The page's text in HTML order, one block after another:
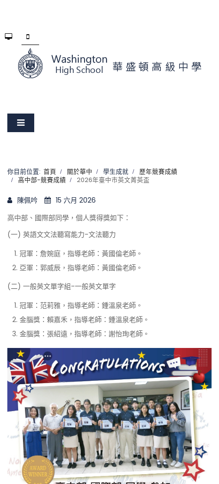
你目前位置: 首頁 關於華中 學生成就
歷年競賽成績
高中部-競賽成績
2026年臺中市英文菁英盃
陳佩吟
15 六月 2026
高中部、國際部同學，個人獎得獎如下：
(一) 英語文文法聽寫能力-文法聽力
冠軍：詹婉庭，指導老師：黃國倫老師。
亞軍：郭威辰，指導老師：黃國倫老師。
(二) 一般英文單字組-一般英文單字
冠軍：范莉雅，指導老師：鍾溫泉老師。
金腦獎：賴嘉禾，指導老師：鍾溫泉老師。
金腦獎：張紹遠，指導老師：謝怡珣老師。